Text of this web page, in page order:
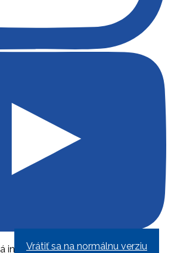
Vrátiť sa na normálnu verziu
inovačná a energetická agentúra